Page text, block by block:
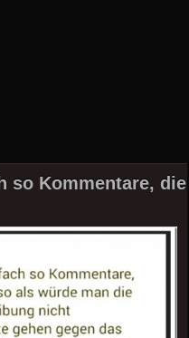
so Kommentare, die